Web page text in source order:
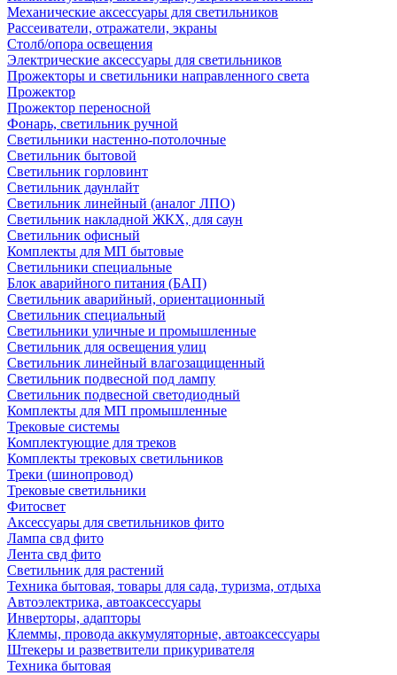
Механические аксессуары для светильников
Рассеиватели, отражатели, экраны
Столб/опора освещения
Электрические аксессуары для светильников
Прожекторы и светильники направленного света
Прожектор
Прожектор переносной
Фонарь, светильник ручной
Светильники настенно-потолочные
Светильник бытовой
Светильник горловинт
Светильник даунлайт
Светильник линейный (аналог ЛПО)
Светильник накладной ЖКХ, для саун
Светильник офисный
Комплекты для МП бытовые
Светильники специальные
Блок аварийного питания (БАП)
Светильник аварийный, ориентационный
Светильник специальный
Светильники уличные и промышленные
Светильник для освещения улиц
Светильник линейный влагозащищенный
Светильник подвесной под лампу
Светильник подвесной светодиодный
Комплекты для МП промышленные
Трековые системы
Комплектующие для треков
Комплекты трековых светильников
Треки (шинопровод)
Трековые светильники
Фитосвет
Аксессуары для светильников фито
Лампа свд фито
Лента свд фито
Светильник для растений
Техника бытовая, товары для сада, туризма, отдыха
Автоэлектрика, автоаксессуары
Инверторы, адапторы
Клеммы, провода аккумуляторные, автоаксессуары
Штекеры и разветвители прикуривателя
Техника бытовая